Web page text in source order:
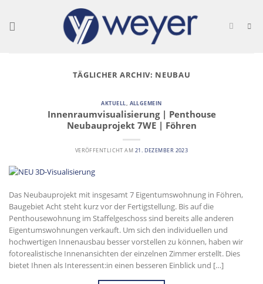
content
TÄGLICHER ARCHIV: NEUBAU
AKTUELL, ALLGEMEIN
Innenraumvisualisierung | Penthouse
Neubauprojekt 7WE | Föhren
VERÖFFENTLICHT AM 21. DEZEMBER 2023
Das Neubauprojekt mit insgesamt 7 Eigentumswohnung in Föhren,
Baugebiet Acht steht kurz vor der Fertigstellung. Bis auf die
Penthousewohnung im Staffelgeschoss sind bereits alle anderen
Eigentumswohnungen verkauft. Um sich den individuellen und
hochwertigen Innenausbau besser vorstellen zu können, haben wir
fotorealistische Innenansichten der einzelnen Zimmer erstellt. Dies
bietet Ihnen als Interessent:in einen besseren Einblick und […]